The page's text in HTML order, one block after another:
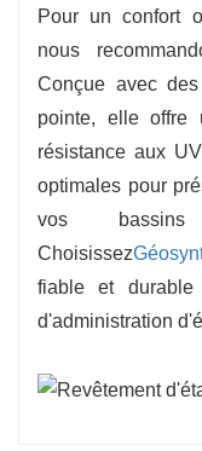
Pour un confort
nous
Conçue avec
pointe, elle offre
résistance aux
optimales pour
vos
Choisissez
fiable et
d'administration